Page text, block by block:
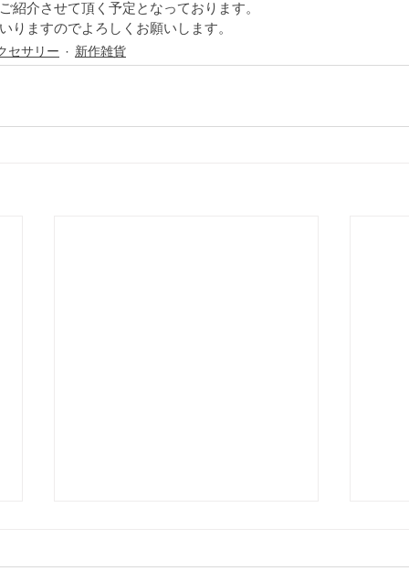
紹介させて頂く予定となっております。
りますのでよろしくお願いします。
セサリー 新作雑貨